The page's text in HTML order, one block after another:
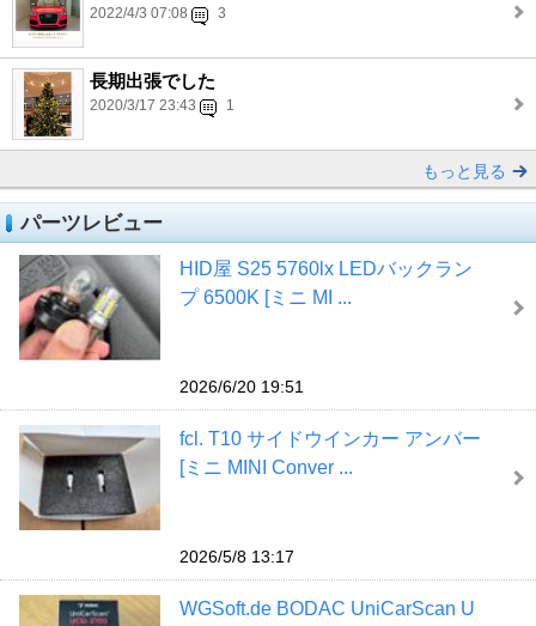
2022/4/3 07:08 3
長期出張でした
2020/3/17 23:43 1
もっと見る
パーツレビュー
HID屋 S25 5760lx LEDバックラン
プ 6500K [ミニ MI ...
2026/6/20 19:51
fcl. T10 サイドウインカー アンバー
[ミニ MINI Conver ...
2026/5/8 13:17
WGSoft.de BODAC UniCarScan U